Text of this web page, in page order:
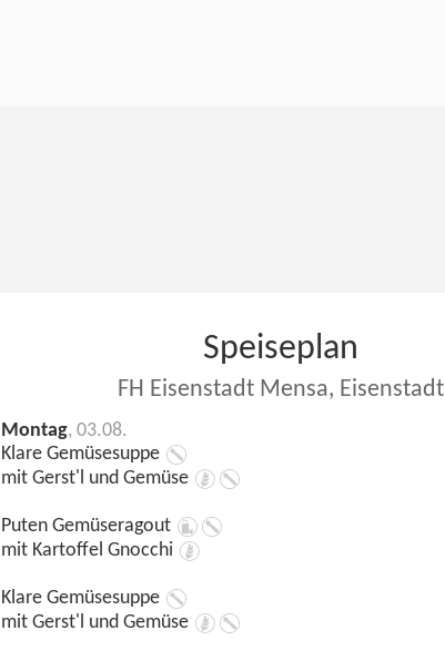
Speiseplan
FH Eisenstadt Mensa, Eisenstadt
Montag, 03.08.
Klare Gemüsesuppe
mit Gerst'l und Gemüse
Puten Gemüseragout
mit Kartoffel Gnocchi
Klare Gemüsesuppe
mit Gerst'l und Gemüse